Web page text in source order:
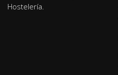
Hostelería.